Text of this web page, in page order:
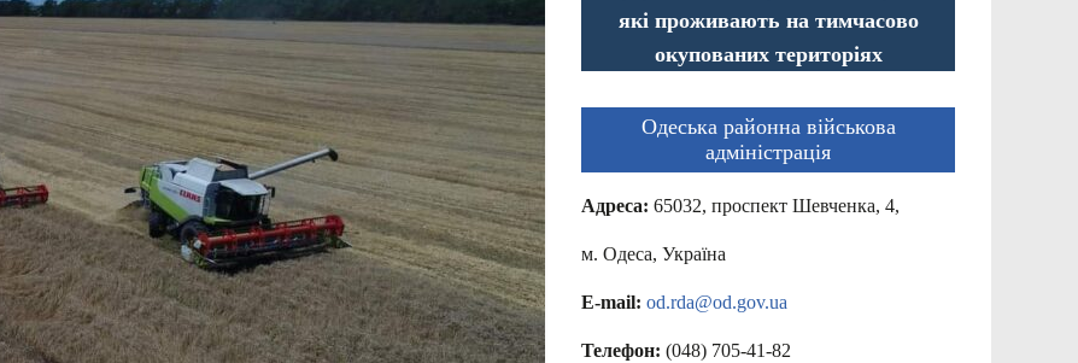
які проживають на тимчасово
окупованих територіях
Одеська районна військова
адміністрація
Адреса: 65032, проспект Шевченка, 4,
м. Одеса, Україна
E-mail: od.rda@od.gov.ua
Телефон: (048) 705-41-82